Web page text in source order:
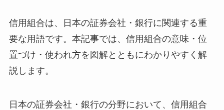
信用組合は、日本の証券会社・銀行に関連する重
要な用語です。本記事では、信用組合の意味・位
置づけ・使われ方を図解とともにわかりやすく解
説します。
日本の証券会社・銀行の分野において、信用組合